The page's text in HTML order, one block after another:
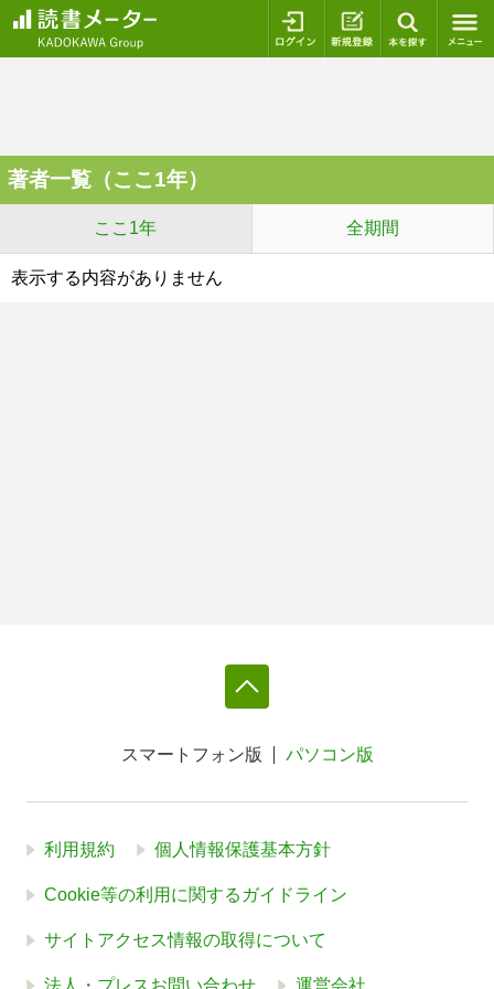
ログイン 新規登録
著者一覧（ここ1年）
ここ1年 全期間
表示する内容がありません
スマートフォン版 パソコン版
利用規約 個人情報保護基本方針
Cookie等の利用に関するガイドライン
サイトアクセス情報の取得について
法人・プレスお問い合わせ 運営会社